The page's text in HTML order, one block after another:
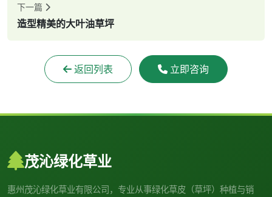
下一篇
造型精美的大叶油草坪
返回列表 立即咨询
茂沁绿化草业
惠州茂沁绿化草业有限公司，专业从事绿化草皮（草坪）种植与销